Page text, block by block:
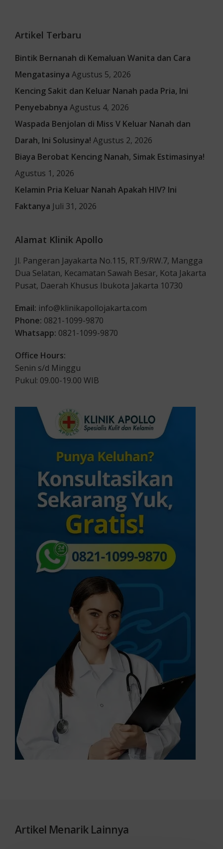
Artikel Terbaru
Bintik Bernanah di Kemaluan Wanita dan Cara
Mengatasinya Agustus 5, 2026
Kencing Sakit dan Keluar Nanah pada Pria, Ini
Penyebabnya Agustus 4, 2026
Waspada Benjolan di Miss V Keluar Nanah dan
Darah, Ini Solusinya! Agustus 2, 2026
Biaya Berobat Kencing Nanah, Simak Estimasinya!
Agustus 1, 2026
Kelamin Pria Keluar Nanah Apakah HIV? Ini
Faktanya Juli 31, 2026
Alamat Klinik Apollo
Jl. Pangeran Jayakarta No.115, RT.9/RW.7, Mangga
Dua Selatan, Kecamatan Sawah Besar, Kota Jakarta
Pusat, Daerah Khusus Ibukota Jakarta 10730
Email: info@klinikapollojakarta.com
Phone: 0821-1099-9870
Whatsapp: 0821-1099-9870
Office Hours:
Senin s/d Minggu
Pukul: 09.00-19.00 WIB
Artikel Menarik Lainnya